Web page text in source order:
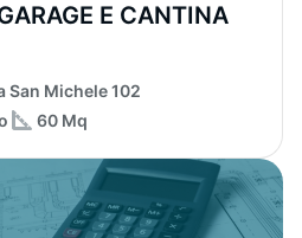
E CANTINA
San Michele 102
60 Mq